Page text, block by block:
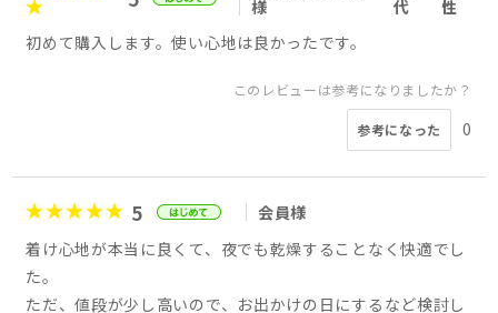
様 代
性
初めて購入します。使い心地は良かったです。
このレビューは参考になりましたか？
参考になった 0
5
会員様
着け心地が本当に良くて、夜でも乾燥することなく快適でし
た。
ただ、値段が少し高いので、お出かけの日にするなど検討し